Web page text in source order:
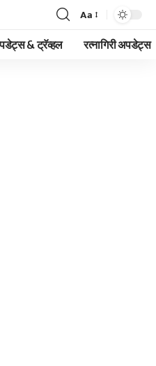
Font
Resizer
Aa
& ट्रॅव्हल रत्नागिरी अपडेट्स